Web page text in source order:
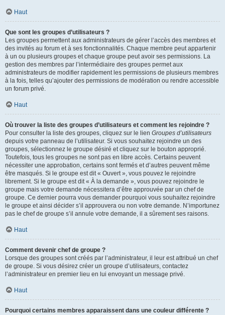
Haut
Que sont les groupes d’utilisateurs ?
Les groupes permettent aux administrateurs de gérer l’accès des membres et
des invités au forum et à ses fonctionnalités. Chaque membre peut appartenir
à un ou plusieurs groupes et chaque groupe peut avoir ses permissions. La
gestion des membres par l’intermédiaire des groupes permet aux
administrateurs de modifier rapidement les permissions de plusieurs membres
à la fois, telles qu’ajouter des permissions de modération ou rendre accessible
un forum privé.
Haut
Où trouver la liste des groupes d’utilisateurs et comment les rejoindre ?
Pour consulter la liste des groupes, cliquez sur le lien Groupes d’utilisateurs
depuis votre panneau de l’utilisateur. Si vous souhaitez rejoindre un des
groupes, sélectionnez le groupe désiré et cliquez sur le bouton approprié.
Toutefois, tous les groupes ne sont pas en libre accès. Certains peuvent
nécessiter une approbation, certains sont fermés et d’autres peuvent même
être masqués. Si le groupe est dit « Ouvert », vous pouvez le rejoindre
librement. Si le groupe est dit « À la demande », vous pouvez rejoindre le
groupe mais votre demande nécessitera d’être approuvée par un chef de
groupe. Ce dernier pourra vous demander pourquoi vous souhaitez rejoindre
le groupe et ainsi décider s’il approuvera ou non votre demande. N’importunez
pas le chef de groupe s’il annule votre demande, il a sûrement ses raisons.
Haut
Comment devenir chef de groupe ?
Lorsque des groupes sont créés par l’administrateur, il leur est attribué un chef
de groupe. Si vous désirez créer un groupe d’utilisateurs, contactez
l’administrateur en premier lieu en lui envoyant un message privé.
Haut
Pourquoi certains membres apparaissent dans une couleur différente ?